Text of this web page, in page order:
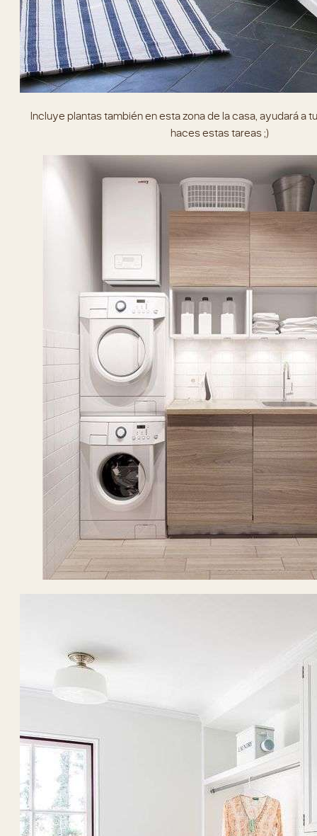
Incluye plantas también en esta zona de la casa, ayudará a
haces estas tareas ;)